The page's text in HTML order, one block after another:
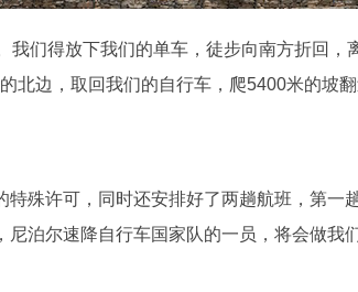
们得放下我们的单车，徒步向南方折回
北边，取回我们的自行车，爬5400米的坡
殊许可，同时还安排好了两趟航班，第
尼泊尔速降自行车国家队的一员，将会做